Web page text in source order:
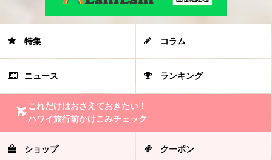
特集 コラム
ニュース ランキング
これだけはおさえておきたい！
ハワイ旅行前かけこみチェック
ショップ クーポン